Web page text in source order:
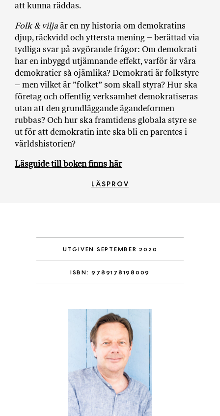
att kunna räddas.
Folk & vilja är en ny historia om demokratins
djup, räckvidd och yttersta mening – berättad via
tydliga svar på avgörande frågor: Om demokrati
har en inbyggd utjämnande effekt, varför är våra
demokratier så ojämlika? Demokrati är folkstyre
– men vilket är ”folket” som skall styra? Hur ska
företag och offentlig verksamhet demokratiseras
utan att den grundläggande ägandeformen
rubbas? Och hur ska framtidens globala styre se
ut för att demokratin inte ska bli en parentes i
världshistorien?
Läsguide till boken finns här
LÄSPROV
UTGIVEN SEPTEMBER 2020
ISBN: 9789178198009